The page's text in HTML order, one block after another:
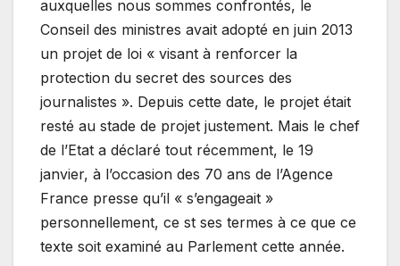
auxquelles nous sommes confrontés, le
Conseil des ministres avait adopté en juin 2013
un projet de loi « visant à renforcer la
protection du secret des sources des
journalistes ». Depuis cette date, le projet était
resté au stade de projet justement. Mais le chef
de l’Etat a déclaré tout récemment, le 19
janvier, à l’occasion des 70 ans de l’Agence
France presse qu’il « s’engageait »
personnellement, ce st ses termes à ce que ce
texte soit examiné au Parlement cette année.